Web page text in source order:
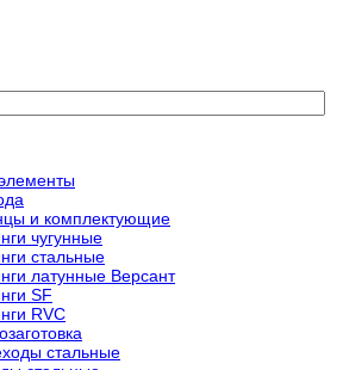
и комплектующие
чугунные
стальные
латунные Версант
SF
RVC
стальные